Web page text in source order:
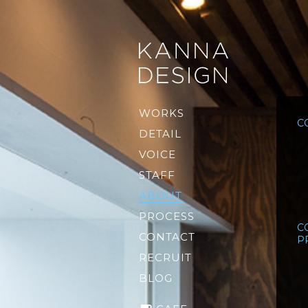
WORKS
DETAIL
VOICE
STAFF
ABOUT
PROCESS
CONTACT
RECRUIT
BLOG